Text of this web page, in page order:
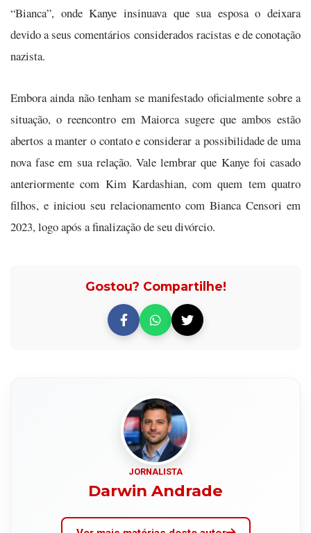
“Bianca”, onde Kanye insinuava que sua esposa o deixara
devido a seus comentários considerados racistas e de conotação
nazista.
Embora ainda não tenham se manifestado oficialmente sobre a
situação, o reencontro em Maiorca sugere que ambos estão
abertos a manter o contato e considerar a possibilidade de uma
nova fase em sua relação. Vale lembrar que Kanye foi casado
anteriormente com Kim Kardashian, com quem tem quatro
filhos, e iniciou seu relacionamento com Bianca Censori em
2023, logo após a finalização de seu divórcio.
Gostou? Compartilhe!
JORNALISTA
Darwin Andrade